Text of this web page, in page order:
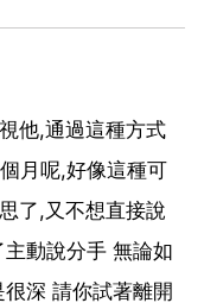
他,通過這種方式
月呢,好像這種可
了,又不想直接說
動說分手 無論如
深 請你試著離開